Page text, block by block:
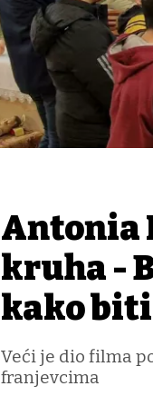
Antonia
kruha -
kako
Veći je dio filma
franjevcima